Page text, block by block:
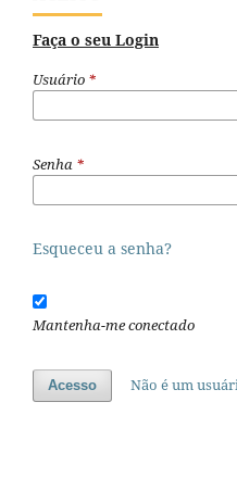
Faça o seu Login
Usuário *
Senha *
Esqueceu a senha?
Mantenha-me conectado
Acesso Não é um